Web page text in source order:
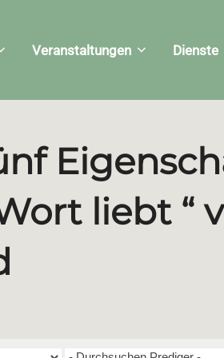
Veranstaltungen Dienste
liebt “